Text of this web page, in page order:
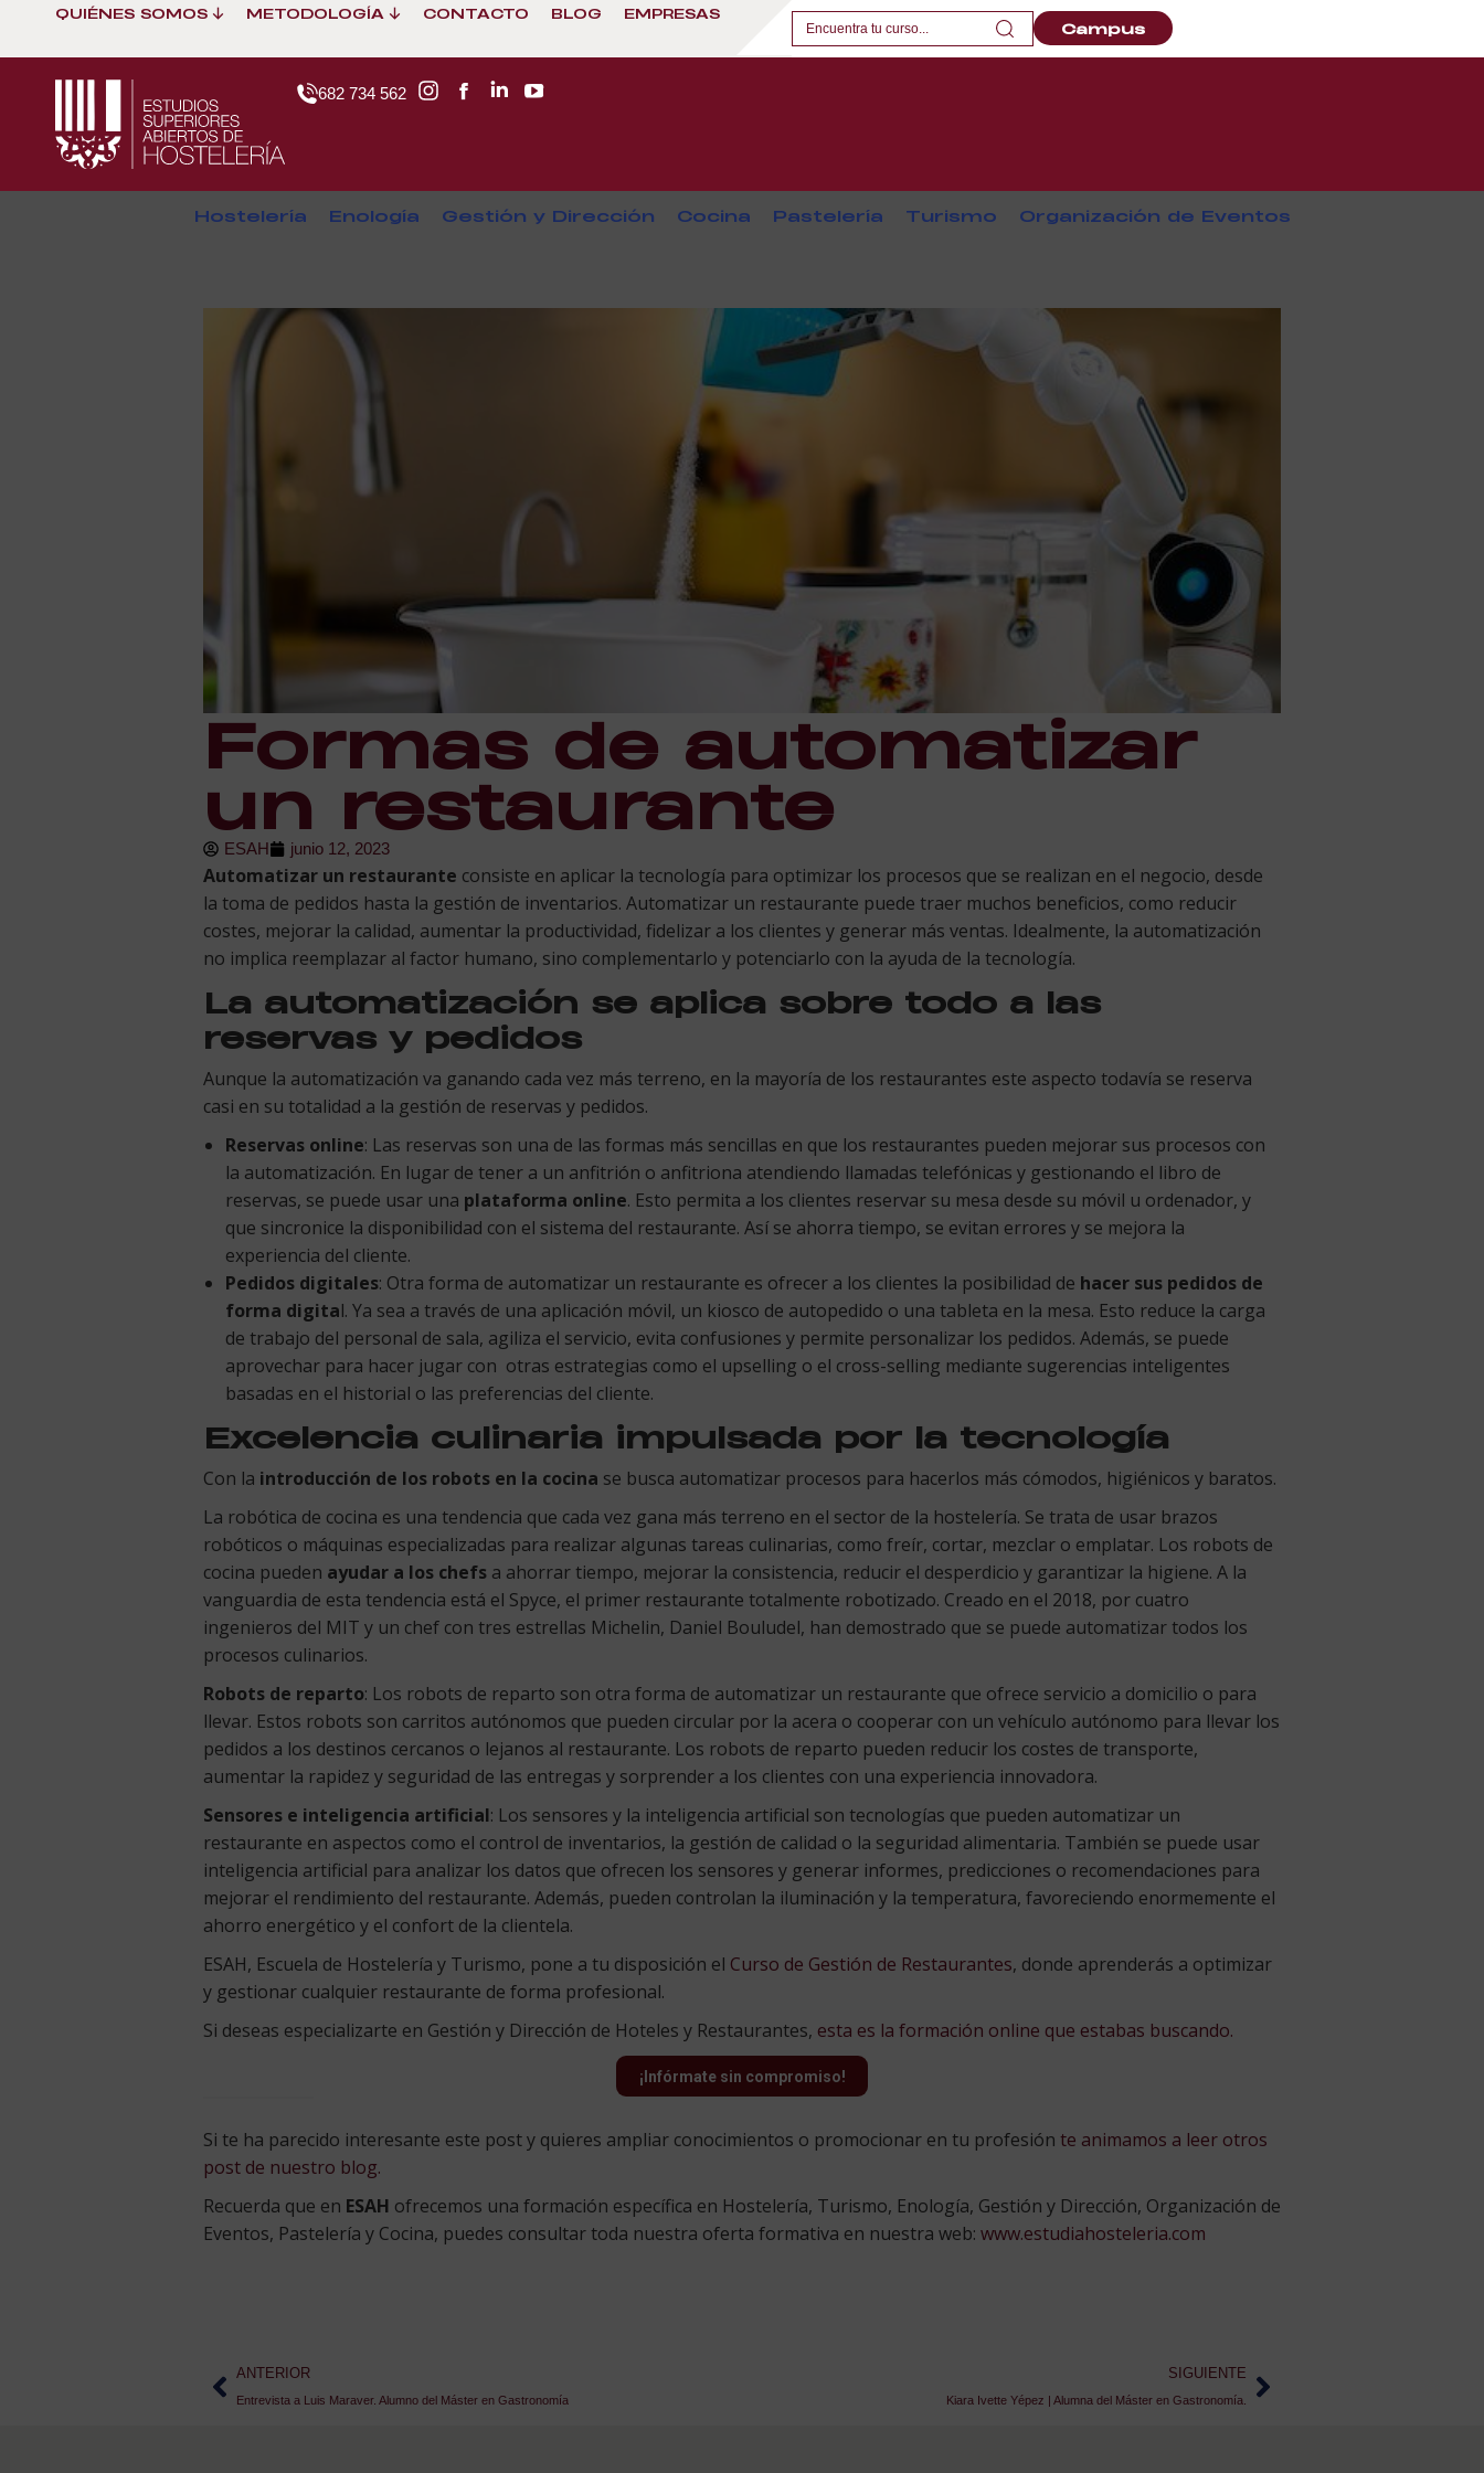
QUIÉNES SOMOS METODOLOGÍA CONTACTO BLOG EMPRESAS
Campus
682 734 562
Hostelería Enología Gestión y Dirección Cocina Pastelería Turismo Organización de Eventos
Formas de automatizar
un restaurante
ESAH junio 12, 2023
Automatizar un restaurante consiste en aplicar la tecnología para optimizar los procesos que se realizan en el negocio, desde
la toma de pedidos hasta la gestión de inventarios. Automatizar un restaurante puede traer muchos beneficios, como reducir
costes, mejorar la calidad, aumentar la productividad, fidelizar a los clientes y generar más ventas. Idealmente, la automatización
no implica reemplazar al factor humano, sino complementarlo y potenciarlo con la ayuda de la tecnología.
La automatización se aplica sobre todo a las
reservas y pedidos
Aunque la automatización va ganando cada vez más terreno, en la mayoría de los restaurantes este aspecto todavía se reserva
casi en su totalidad a la gestión de reservas y pedidos.
Reservas online: Las reservas son una de las formas más sencillas en que los restaurantes pueden mejorar sus procesos con
la automatización. En lugar de tener a un anfitrión o anfitriona atendiendo llamadas telefónicas y gestionando el libro de
reservas, se puede usar una plataforma online. Esto permita a los clientes reservar su mesa desde su móvil u ordenador, y
que sincronice la disponibilidad con el sistema del restaurante. Así se ahorra tiempo, se evitan errores y se mejora la
experiencia del cliente.
Pedidos digitales: Otra forma de automatizar un restaurante es ofrecer a los clientes la posibilidad de hacer sus pedidos de
forma digital. Ya sea a través de una aplicación móvil, un kiosco de autopedido o una tableta en la mesa. Esto reduce la carga
de trabajo del personal de sala, agiliza el servicio, evita confusiones y permite personalizar los pedidos. Además, se puede
aprovechar para hacer jugar con otras estrategias como el upselling o el cross-selling mediante sugerencias inteligentes
basadas en el historial o las preferencias del cliente.
Excelencia culinaria impulsada por la tecnología
Con la introducción de los robots en la cocina se busca automatizar procesos para hacerlos más cómodos, higiénicos y baratos.
La robótica de cocina es una tendencia que cada vez gana más terreno en el sector de la hostelería. Se trata de usar brazos
robóticos o máquinas especializadas para realizar algunas tareas culinarias, como freír, cortar, mezclar o emplatar. Los robots de
cocina pueden ayudar a los chefs a ahorrar tiempo, mejorar la consistencia, reducir el desperdicio y garantizar la higiene. A la
vanguardia de esta tendencia está el Spyce, el primer restaurante totalmente robotizado. Creado en el 2018, por cuatro
ingenieros del MIT y un chef con tres estrellas Michelin, Daniel Bouludel, han demostrado que se puede automatizar todos los
procesos culinarios.
Robots de reparto: Los robots de reparto son otra forma de automatizar un restaurante que ofrece servicio a domicilio o para
llevar. Estos robots son carritos autónomos que pueden circular por la acera o cooperar con un vehículo autónomo para llevar los
pedidos a los destinos cercanos o lejanos al restaurante. Los robots de reparto pueden reducir los costes de transporte,
aumentar la rapidez y seguridad de las entregas y sorprender a los clientes con una experiencia innovadora.
Sensores e inteligencia artificial: Los sensores y la inteligencia artificial son tecnologías que pueden automatizar un
restaurante en aspectos como el control de inventarios, la gestión de calidad o la seguridad alimentaria. También se puede usar
inteligencia artificial para analizar los datos que ofrecen los sensores y generar informes, predicciones o recomendaciones para
mejorar el rendimiento del restaurante. Además, pueden controlan la iluminación y la temperatura, favoreciendo enormemente el
ahorro energético y el confort de la clientela.
ESAH, Escuela de Hostelería y Turismo, pone a tu disposición el Curso de Gestión de Restaurantes, donde aprenderás a optimizar
y gestionar cualquier restaurante de forma profesional.
Si deseas especializarte en Gestión y Dirección de Hoteles y Restaurantes, esta es la formación online que estabas buscando.
¡Infórmate sin compromiso!
Si te ha parecido interesante este post y quieres ampliar conocimientos o promocionar en tu profesión te animamos a leer otros
post de nuestro blog.
Recuerda que en ESAH ofrecemos una formación específica en Hostelería, Turismo, Enología, Gestión y Dirección, Organización de
Eventos, Pastelería y Cocina, puedes consultar toda nuestra oferta formativa en nuestra web: www.estudiahosteleria.com
ANTERIOR
Entrevista a Luis Maraver. Alumno del Máster en Gastronomía
SIGUIENTE
Kiara Ivette Yépez | Alumna del Máster en Gastronomía.